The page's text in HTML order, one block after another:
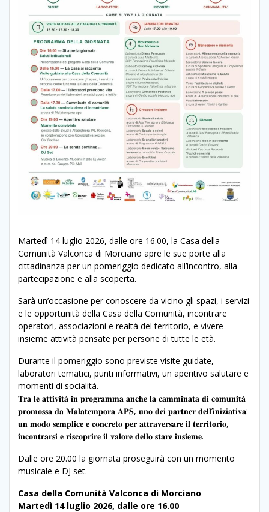
Martedì 14 luglio 2026, dalle ore 16.00, la Casa della
Comunità Valconca di Morciano apre le sue porte alla
cittadinanza per un pomeriggio dedicato all’incontro, alla
partecipazione e alla scoperta.
Sarà un’occasione per conoscere da vicino gli spazi, i servizi
e le opportunità della Casa della Comunità, incontrare
operatori, associazioni e realtà del territorio, e vivere
insieme attività pensate per persone di tutte le età.
Durante il pomeriggio sono previste visite guidate,
laboratori tematici, punti informativi, un aperitivo salutare e
momenti di socialità.
𝐓𝐫𝐚 𝐥𝐞 𝐚𝐭𝐭𝐢𝐯𝐢𝐭𝐚̀ 𝐢𝐧 𝐩𝐫𝐨𝐠𝐫𝐚𝐦𝐦𝐚 𝐚𝐧𝐜𝐡𝐞 𝐥𝐚 𝐜𝐚𝐦𝐦𝐢𝐧𝐚𝐭𝐚 𝐝𝐢 𝐜𝐨𝐦𝐮𝐧𝐢𝐭𝐚̀
𝐩𝐫𝐨𝐦𝐨𝐬𝐬𝐚 𝐝𝐚 𝐌𝐚𝐥𝐚𝐭𝐞𝐦𝐩𝐨𝐫𝐚 𝐀𝐏𝐒, 𝐮𝐧𝐨 𝐝𝐞𝐢 𝐩𝐚𝐫𝐭𝐧𝐞𝐫 𝐝𝐞𝐥𝐥’𝐢𝐧𝐢𝐳𝐢𝐚𝐭𝐢𝐯𝐚:
𝐮𝐧 𝐦𝐨𝐝𝐨 𝐬𝐞𝐦𝐩𝐥𝐢𝐜𝐞 𝐞 𝐜𝐨𝐧𝐜𝐫𝐞𝐭𝐨 𝐩𝐞𝐫 𝐚𝐭𝐭𝐫𝐚𝐯𝐞𝐫𝐬𝐚𝐫𝐞 𝐢𝐥 𝐭𝐞𝐫𝐫𝐢𝐭𝐨𝐫𝐢𝐨,
𝐢𝐧𝐜𝐨𝐧𝐭𝐫𝐚𝐫𝐬𝐢 𝐞 𝐫𝐢𝐬𝐜𝐨𝐩𝐫𝐢𝐫𝐞 𝐢𝐥 𝐯𝐚𝐥𝐨𝐫𝐞 𝐝𝐞𝐥𝐥𝐨 𝐬𝐭𝐚𝐫𝐞 𝐢𝐧𝐬𝐢𝐞𝐦𝐞.
Dalle ore 20.00 la giornata proseguirà con un momento
musicale e DJ set.
Casa della Comunità Valconca di Morciano
Martedì 14 luglio 2026, dalle ore 16.00